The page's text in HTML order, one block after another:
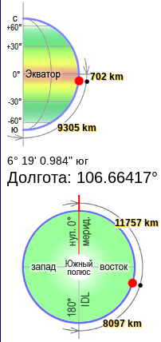
9305 km
702 km
6° 19' 0.984" юг
Долгота: 106.66417°
11757 km
8097 km